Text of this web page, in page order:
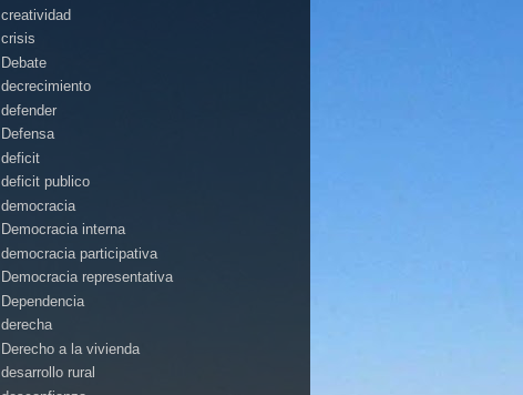
creatividad
crisis
Debate
decrecimiento
defender
Defensa
deficit
deficit publico
democracia
Democracia interna
democracia participativa
Democracia representativa
Dependencia
derecha
Derecho a la vivienda
desarrollo rural